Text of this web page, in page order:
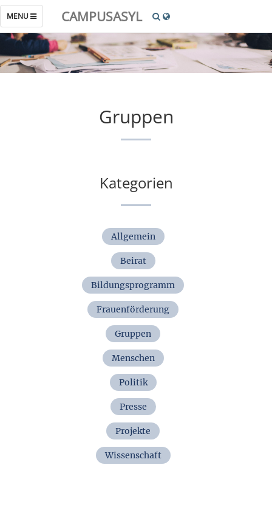
TOGGLE
NAVIGATION
MENU CAMPUSASYL
Gruppen
Kategorien
Allgemein
Beirat
Bildungsprogramm
Frauenförderung
Gruppen
Menschen
Politik
Presse
Projekte
Wissenschaft